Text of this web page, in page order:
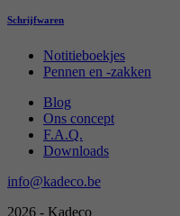
Schrijfwaren
Notitieboekjes
Pennen en -zakken
Blog
Ons concept
F.A.Q.
Downloads
info@kadeco.be
2026 - Kadeco